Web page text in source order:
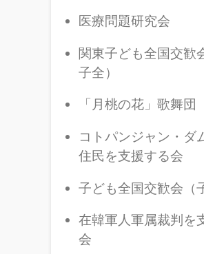
医療問題研究会
関東子ども全国交歓
子全）
「月桃の花」歌舞団
コトパンジャン・ダ
住民を支援する会
子ども全国交歓会（
在韓軍人軍属裁判を
会